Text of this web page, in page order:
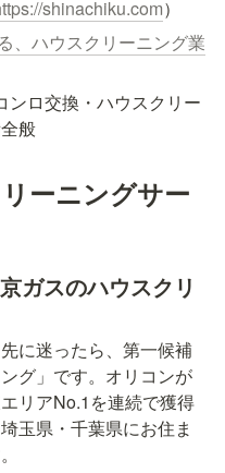
shinachiku.com）
、ハウスクリーニング業
ンロ交換・ハウスクリー
般
ーニングサー
ガスのハウスクリ
に迷ったら、第一候補
グ」です。オリコンが
リアNo.1を連続で獲得
玉県・千葉県にお住ま